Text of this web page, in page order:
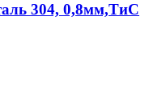
304, 0,8мм,ТиС